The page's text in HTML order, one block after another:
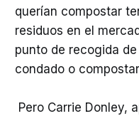
querían compostar
residuos en el
punto de recogida
condado o
Pero Carrie Donley,